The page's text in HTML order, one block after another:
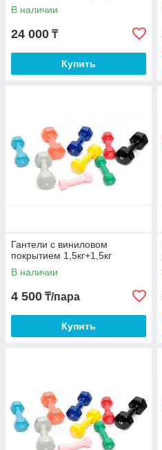
В наличии
24 000 ₸
Купить
Гантели с виниловом
покрытием 1,5кг+1,5кг
В наличии
4 500 ₸/пара
Купить